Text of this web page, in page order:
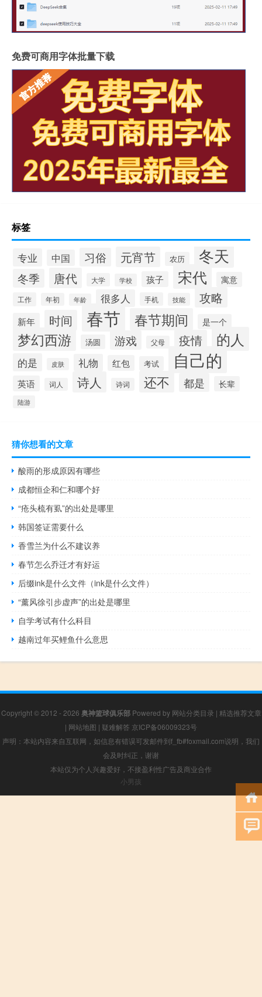
免费可商用字体批量下载
标签
专业 中国 习俗 元宵节 农历 冬天
冬季 唐代 大学 学校 孩子 宋代 寓意
工作 年初 年龄 很多人 手机 技能 攻略
新年 时间 春节 春节期间 是一个
梦幻西游 汤圆 游戏 父母 疫情 的人
的是 皮肤 礼物 红包 考试 自己的
英语 词人 诗人 诗词 还不 都是 长辈
陆游
猜你想看的文章
酸雨的形成原因有哪些
成都恒企和仁和哪个好
“疮头梳有虱”的出处是哪里
韩国签证需要什么
香雪兰为什么不建议养
春节怎么乔迁才有好运
后缀ink是什么文件（ink是什么文件）
“薰风徐引步虚声”的出处是哪里
自学考试有什么科目
越南过年买鲤鱼什么意思
Copyright © 2012 - 2026 奥神篮球俱乐部Powered by 网站分类目录 | 精选推荐文章
| 网站地图 | 疑难解答 京ICP备06009323号
声明：本站内容来自互联网，如信息有错误可发邮件到f_fb#foxmail.com说明，我们
会及时纠正，谢谢
本站仅为个人兴趣爱好，不接盈利性广告及商业合作
小男孩